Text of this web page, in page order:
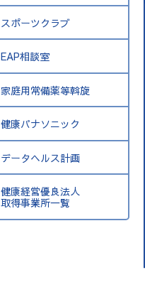
スポーツクラブ
EAP相談室
家庭用常備薬等斡旋
健康パナソニック
データヘルス計画
健康経営優良法人
取得事業所一覧